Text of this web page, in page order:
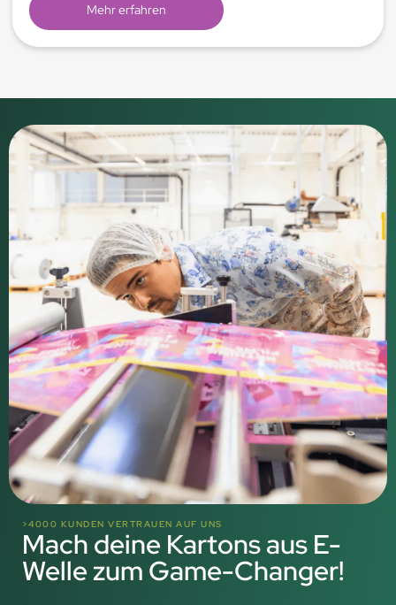
Mehr erfahren
>4000 KUNDEN VERTRAUEN AUF UNS
Mach deine Kartons aus E-
Welle zum Game-Changer!